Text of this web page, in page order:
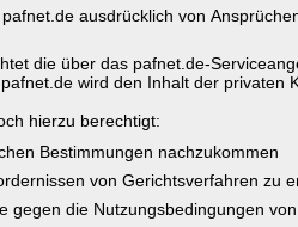
ausdrücklich von
die über das pafnet.de-
wird den Inhalt der
hierzu berechtigt:
Bestimmungen nachzukommen
von Gerichtsverfahren zu
gegen die Nutzungsbedingungen